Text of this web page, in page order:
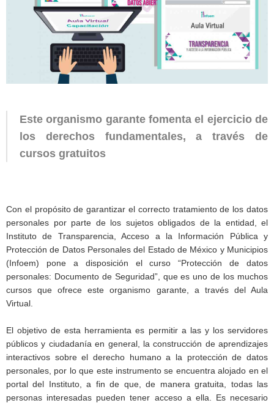
Este organismo garante fomenta el ejercicio de
los derechos fundamentales, a través de
cursos gratuitos
Con el propósito de garantizar el correcto tratamiento de los datos
personales por parte de los sujetos obligados de la entidad, el
Instituto de Transparencia, Acceso a la Información Pública y
Protección de Datos Personales del Estado de México y Municipios
(Infoem) pone a disposición el curso “Protección de datos
personales: Documento de Seguridad”, que es uno de los muchos
cursos que ofrece este organismo garante, a través del Aula
Virtual.
El objetivo de esta herramienta es permitir a las y los servidores
públicos y ciudadanía en general, la construcción de aprendizajes
interactivos sobre el derecho humano a la protección de datos
personales, por lo que este instrumento se encuentra alojado en el
portal del Instituto, a fin de que, de manera gratuita, todas las
personas interesadas pueden tener acceso a ella. Es necesario